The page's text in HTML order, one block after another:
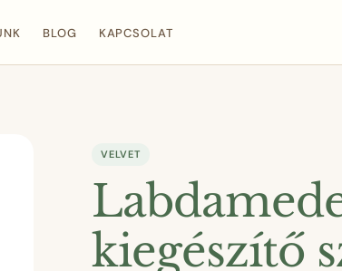
BLOG KAPCSOLAT
VELVET
kiegészítő